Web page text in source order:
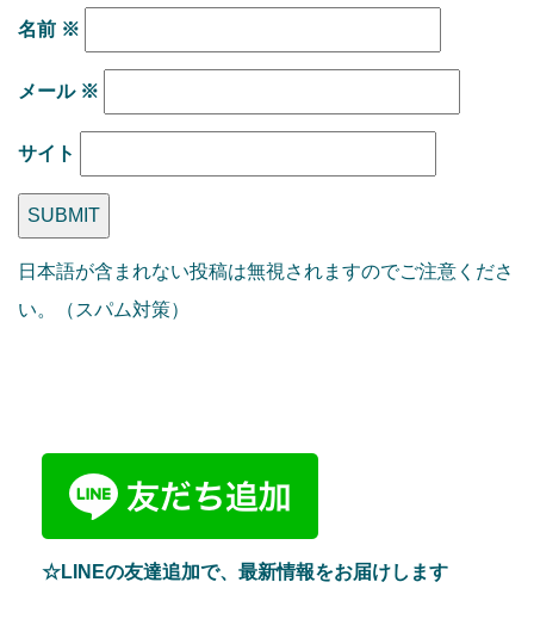
名前 ※
メール ※
サイト
日本語が含まれない投稿は無視されますのでご注意くださ
い。（スパム対策）
☆LINEの友達追加で、最新情報をお届けします